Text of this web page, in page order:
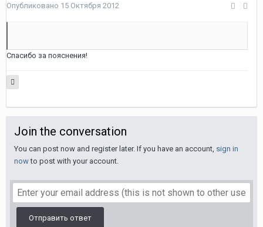
Опубликовано 15 Октября 2012
Спасибо за пояснения!
Join the conversation
You can post now and register later. If you have an account, sign in
nowto post with your account.
Отправить ответ